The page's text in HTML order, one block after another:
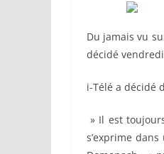
Du jamais vu
décidé
i-Télé a décidé
» Il est
s’exprime